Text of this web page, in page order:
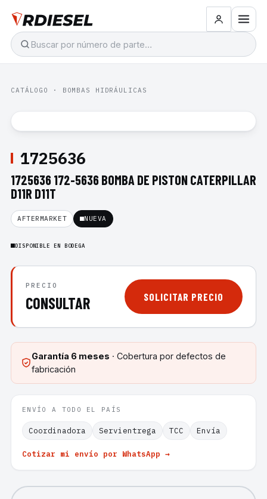
CATÁLOGO · BOMBAS HIDRÁULICAS
1725636
1725636 172-5636 BOMBA DE PISTON CATERPILLAR
D11R D11T
AFTERMARKET NUEVA
DISPONIBLE EN BODEGA
PRECIO
CONSULTAR SOLICITAR PRECIO
Garantía 6 meses · Cobertura por defectos de
fabricación
ENVÍO A TODO EL PAÍS
Coordinadora Servientrega TCC Envía
Cotizar mi envío por WhatsApp →